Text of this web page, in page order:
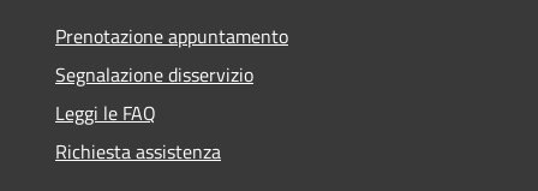
Prenotazione appuntamento
Segnalazione disservizio
Leggi le FAQ
Richiesta assistenza